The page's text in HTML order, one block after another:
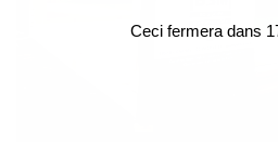
Ceci fermera dans